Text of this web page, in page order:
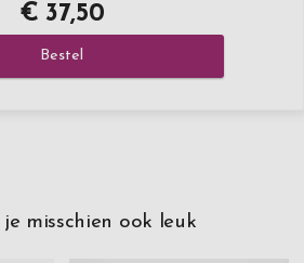
€ 37,50
Bestel
misschien ook leuk